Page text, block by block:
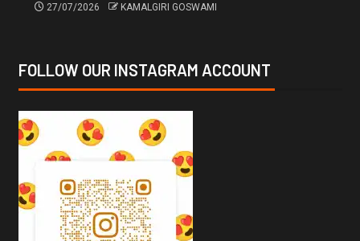
27/07/2026 KAMALGIRI GOSWAMI
FOLLOW OUR INSTAGRAM ACCOUNT